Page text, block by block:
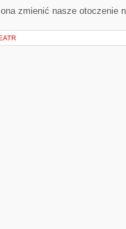
zmienić nasze otoczenie